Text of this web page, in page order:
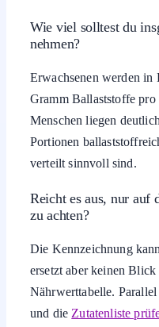
Wie viel solltest du
nehmen?
Erwachsenen werden in
Gramm Ballaststoffe
Menschen liegen
Portionen
verteilt sinnvoll sind.
Reicht es aus, nur auf
zu achten?
Die Kennzeichnung
ersetzt aber keinen
Nährwerttabelle.
und die Zutatenliste